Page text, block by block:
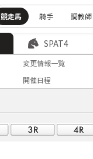
競走馬 騎手 調教師
SPAT4
変更情報一覧
開催日程